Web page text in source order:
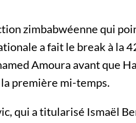
zimbabwéenne qui
a fait le break à la
Amoura avant que
première mi-temps.
qui a titularisé Ismaël